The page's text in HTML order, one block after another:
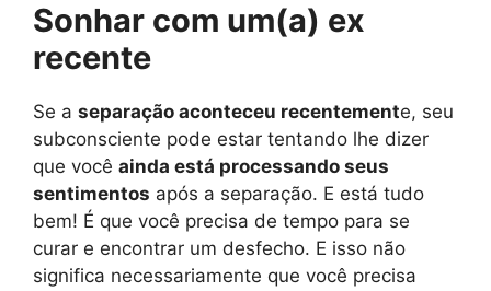
Sonhar com um(a) ex
recente
Se a separação aconteceu recentemente, seu
subconsciente pode estar tentando lhe dizer
que você ainda está processando seus
sentimentos após a separação. E está tudo
bem! É que você precisa de tempo para se
curar e encontrar um desfecho. E isso não
significa necessariamente que você precisa